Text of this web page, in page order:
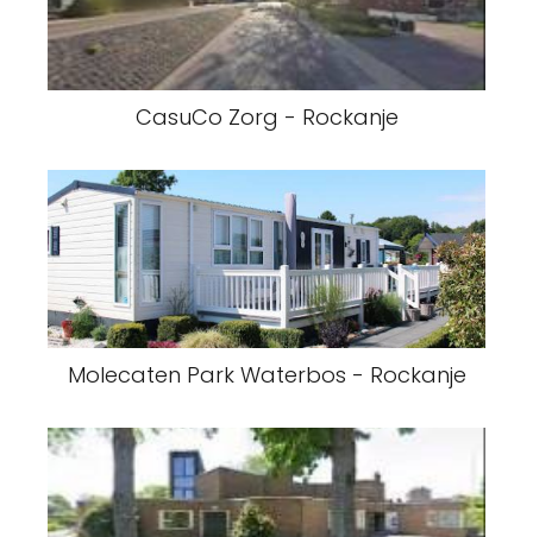
CasuCo Zorg - Rockanje
Molecaten Park Waterbos - Rockanje